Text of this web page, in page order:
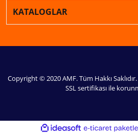
KATALOGLAR
Copyright © 2020 AMF. Tüm Hakkı
SSL sertifikası ile
ideasoft